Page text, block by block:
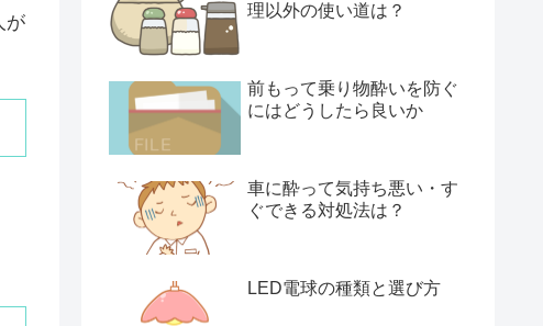
が
理以外の使い道は？
前もって乗り物酔いを防ぐ
にはどうしたら良いか
車に酔って気持ち悪い・す
ぐできる対処法は？
LED電球の種類と選び方